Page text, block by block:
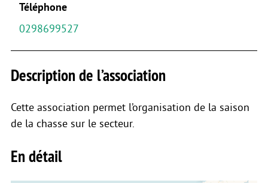
Téléphone
0298699527
Description de l’association
Cette association permet l’organisation de la saison
de la chasse sur le secteur.
En détail